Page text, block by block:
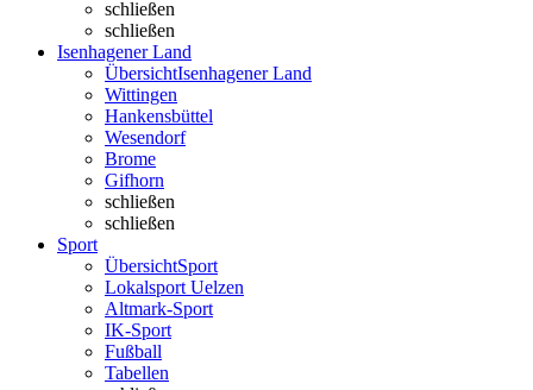
schließen
schließen
Isenhagener Land
ÜbersichtIsenhagener Land
Wittingen
Hankensbüttel
Wesendorf
Brome
Gifhorn
schließen
schließen
Sport
ÜbersichtSport
Lokalsport Uelzen
Altmark-Sport
IK-Sport
Fußball
Tabellen